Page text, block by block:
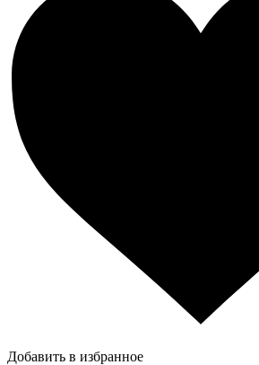
Добавить в избранное